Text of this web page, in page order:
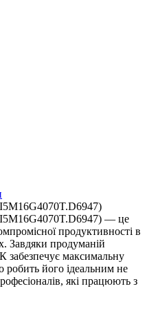
— це
продуктивності в
Завдяки продуманій
забезпечує максимальну
робить його ідеальним не
які працюють з